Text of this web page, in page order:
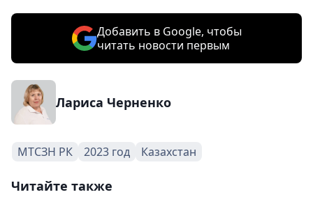
Добавить в Google, чтобы
читать новости первым
Лариса Черненко
МТСЗН РК 2023 год Казахстан
Читайте также